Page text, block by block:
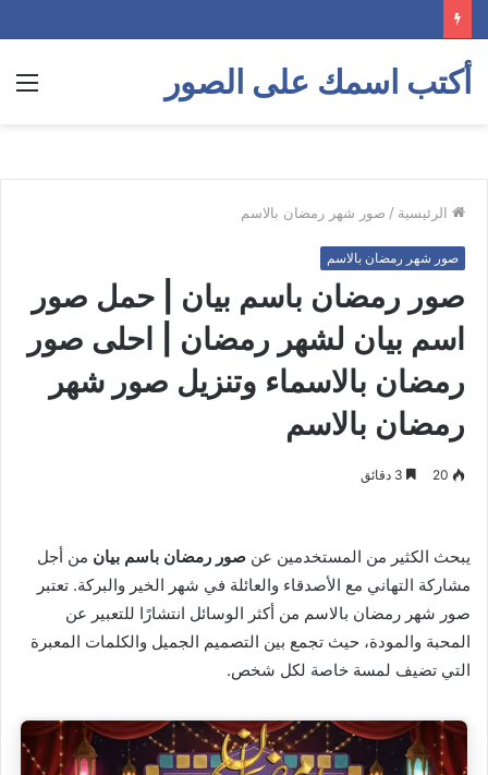
أكتب اسمك على الصور
الرئيسية / صور شهر رمضان بالاسم
صور شهر رمضان بالاسم
صور رمضان باسم بيان | حمل صور
اسم بيان لشهر رمضان | احلى صور
رمضان بالاسماء وتنزيل صور شهر
رمضان بالاسم
20
يبحث الكثير من المستخدمين عن صور رمضان باسم بيان من أجل
مشاركة التهاني مع الأصدقاء والعائلة في شهر الخير والبركة. تعتبر
صور شهر رمضان بالاسم من أكثر الوسائل انتشارًا للتعبير عن
المحبة والمودة، حيث تجمع بين التصميم الجميل والكلمات المعبرة
التي تضيف لمسة خاصة لكل شخص.